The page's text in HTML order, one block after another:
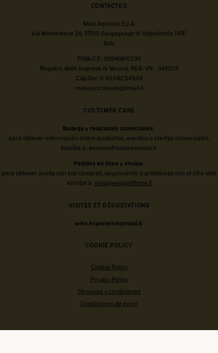
CONTACTOS
Masi Agricola S.p.A.
Via Monteleone 26, 37015 Gargagnago di Valpolicella (VR)
Italy
P.IVA/C.F.: 03546810239
Registro delle Imprese di Verona, REA: VR - 345205
Cap.Soc. € 43.082.549,04
masiagricola@legalmail.it
CUSTOMER CARE
Bodega y relaciones comerciales:
para obtener información sobre productos, eventos u ofertas comerciales,
escriba a: amministrazione@masi.it
Pedidos en línea y envíos:
para obtener ayuda con sus compras, seguimiento o problemas con el sitio web,
escriba a: masi@wineplatform.it
VISITES ET DÉGUSTATIONS
wine.experience@masi.it
COOKIE POLICY
Cookie Policy
Privacy Policy
Términos y condiciones
Condiciones de envío